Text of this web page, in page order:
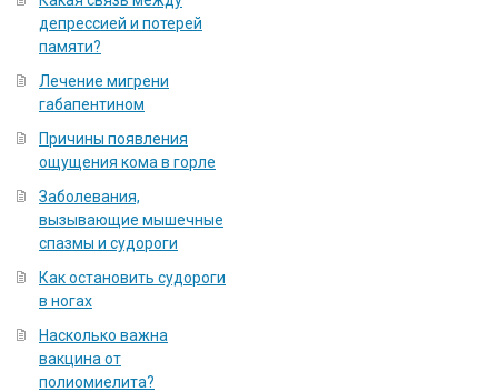
депрессией и потерей
памяти?
Лечение мигрени
габапентином
Причины появления
ощущения кома в горле
Заболевания,
вызывающие мышечные
спазмы и судороги
Как остановить судороги
в ногах
Насколько важна
вакцина от
полиомиелита?